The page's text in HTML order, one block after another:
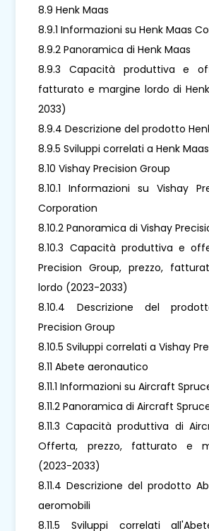
8.9 Henk Maas
8.9.1 Informazioni su Henk Maas
8.9.2 Panoramica di Henk Maas
8.9.3 Capacità produttiva e
fatturato e margine lordo di
2033)
8.9.4 Descrizione del prodotto
8.9.5 Sviluppi correlati a Henk Maas
8.10 Vishay Precision Group
8.10.1 Informazioni su Vishay
Corporation
8.10.2 Panoramica di Vishay
8.10.3 Capacità produttiva e
Precision Group, prezzo,
lordo (2023-2033)
8.10.4 Descrizione del
Precision Group
8.10.5 Sviluppi correlati a Vishay
8.11 Abete aeronautico
8.11.1 Informazioni su Aircraft
8.11.2 Panoramica di Aircraft
8.11.3 Capacità produttiva di
Offerta, prezzo, fatturato e
(2023-2033)
8.11.4 Descrizione del prodotto
aeromobili
8.11.5 Sviluppi correlati